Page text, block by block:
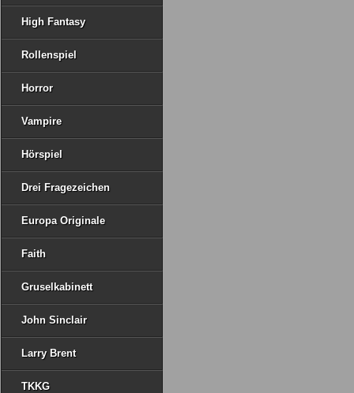
High Fantasy
Rollenspiel
Horror
Vampire
Hörspiel
Drei Fragezeichen
Europa Originale
Faith
Gruselkabinett
John Sinclair
Larry Brent
TKKG